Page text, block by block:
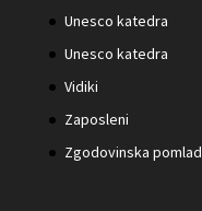
Unesco katedra
Unesco katedra
Vidiki
Zaposleni
Zgodovinska pomlad